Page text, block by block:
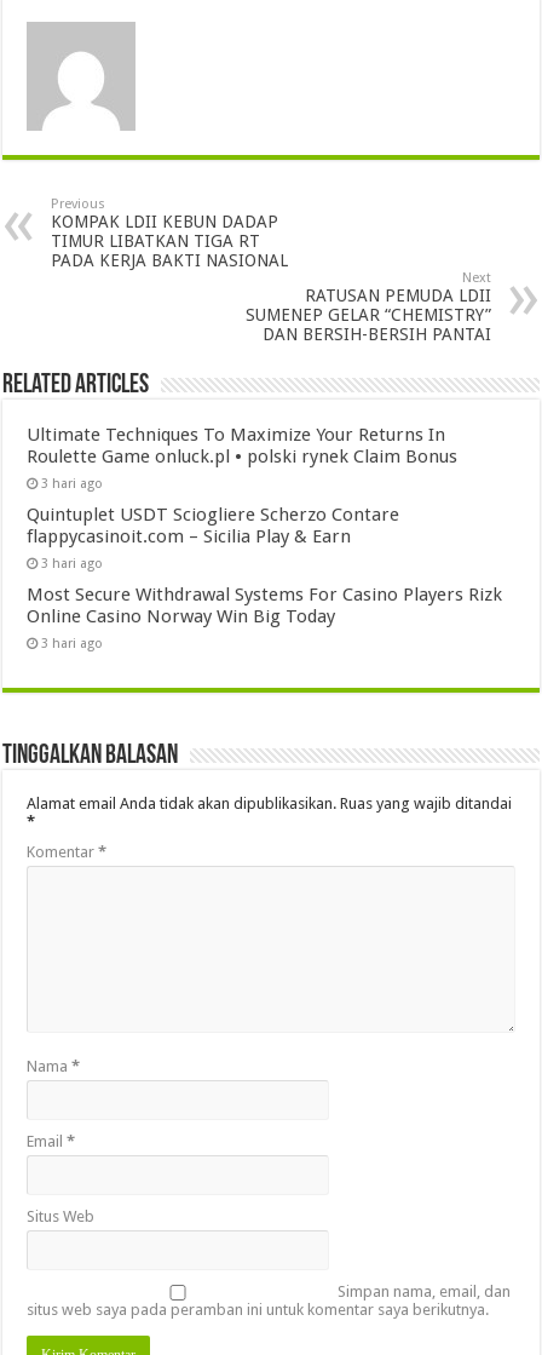
Previous
KOMPAK LDII KEBUN DADAP
TIMUR LIBATKAN TIGA RT
PADA KERJA BAKTI NASIONAL
Next
RATUSAN PEMUDA LDII
SUMENEP GELAR “CHEMISTRY”
DAN BERSIH-BERSIH PANTAI
Related Articles
Ultimate Techniques To Maximize Your Returns In
Roulette Game onluck.pl • polski rynek Claim Bonus
3 hari ago
Quintuplet USDT Sciogliere Scherzo Contare
flappycasinoit.com – Sicilia Play & Earn
3 hari ago
Most Secure Withdrawal Systems For Casino Players Rizk
Online Casino Norway Win Big Today
3 hari ago
Tinggalkan Balasan
Alamat email Anda tidak akan dipublikasikan. Ruas yang wajib ditandai
*
Komentar*
Nama*
Email*
Situs Web
Simpan nama, email, dan
situs web saya pada peramban ini untuk komentar saya berikutnya.